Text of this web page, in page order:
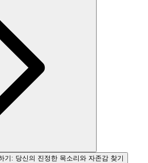
기: 당신의 진정한 목소리와 자존감 찾기